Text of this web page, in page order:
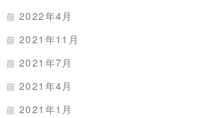
2022年4月
2021年11月
2021年7月
2021年4月
2021年1月